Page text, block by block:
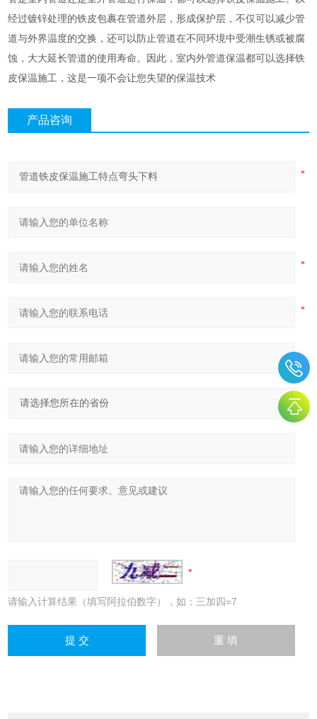
经过镀锌处理的铁皮包裹在管道外层，形成保护层，不仅可以减少管
道与外界温度的交换，还可以防止管道在不同环境中受潮生锈或被腐
蚀，大大延长管道的使用寿命。因此，室内外管道保温都可以选择铁
皮保温施工，这是一项不会让您失望的保温技术
产品咨询
请输入计算结果（填写阿拉伯数字），如：三加四=7